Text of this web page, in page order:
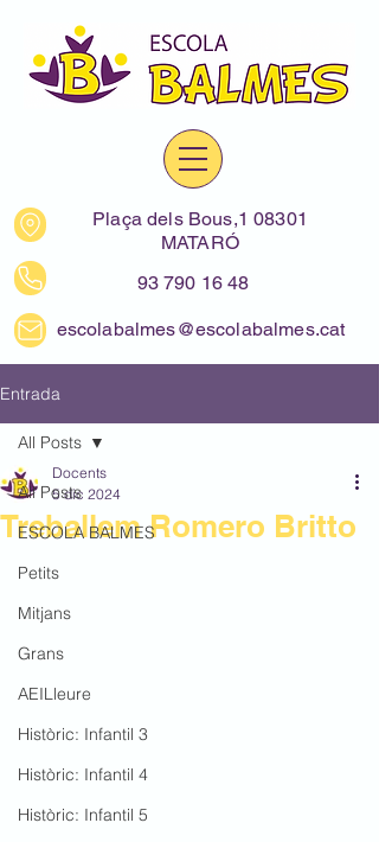
Plaça dels Bous,1 08301
MATARÓ
93 790 16 48
escolabalmes@escolabalmes.cat
Entrada
All Posts
ESCOLA BALMES
Petits
Mitjans
Grans
AEILleure
Històric: Infantil 3
Històric: Infantil 4
Històric: Infantil 5
All Posts
Treballem Romero Britto
Docents
5 dic 2024